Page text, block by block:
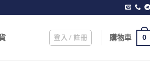
登入 / 註冊 購物車 0